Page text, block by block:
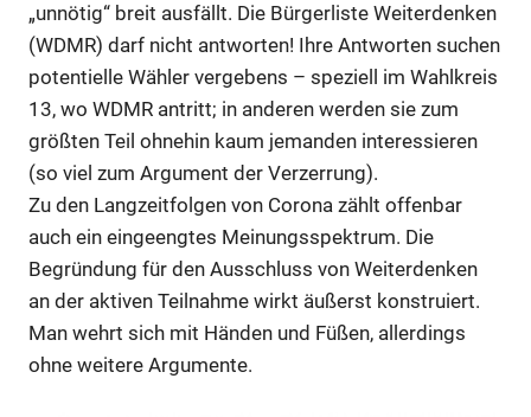
„unnötig“ breit ausfällt. Die Bürgerliste Weiterdenken
(WDMR) darf nicht antworten! Ihre Antworten suchen
potentielle Wähler vergebens – speziell im Wahlkreis
13, wo WDMR antritt; in anderen werden sie zum
größten Teil ohnehin kaum jemanden interessieren
(so viel zum Argument der Verzerrung).
Zu den Langzeitfolgen von Corona zählt offenbar
auch ein eingeengtes Meinungsspektrum. Die
Begründung für den Ausschluss von Weiterdenken
an der aktiven Teilnahme wirkt äußerst konstruiert.
Man wehrt sich mit Händen und Füßen, allerdings
ohne weitere Argumente.